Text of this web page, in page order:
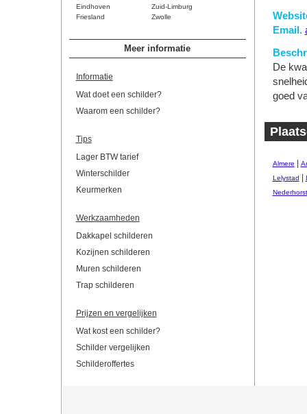
Eindhoven
Zuid-Limburg
Friesland
Zwolle
Meer informatie
Informatie
Wat doet een schilder?
Waarom een schilder?
Tips
Lager BTW tarief
Winterschilder
Keurmerken
Werkzaamheden
Dakkapel schilderen
Kozijnen schilderen
Muren schilderen
Trap schilderen
Prijzen en vergelijken
Wat kost een schilder?
Schilder vergelijken
Schilderoffertes
Email.
De
goed
Almere
Lelystad